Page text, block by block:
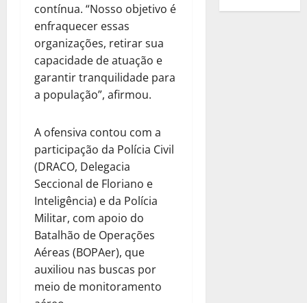
contínua. “Nosso objetivo é
enfraquecer essas
organizações, retirar sua
capacidade de atuação e
garantir tranquilidade para
a população”, afirmou.
A ofensiva contou com a
participação da Polícia Civil
(DRACO, Delegacia
Seccional de Floriano e
Inteligência) e da Polícia
Militar, com apoio do
Batalhão de Operações
Aéreas (BOPAer), que
auxiliou nas buscas por
meio de monitoramento